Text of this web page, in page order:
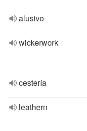
alusivo
wickerwork
cestería
leathern